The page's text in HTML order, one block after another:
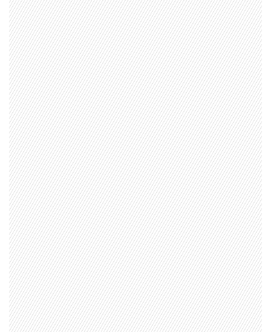
1997 — 2026
© PRISA MEDIA CORP SPA.
Producción musical Cadena Ser, España 2026.